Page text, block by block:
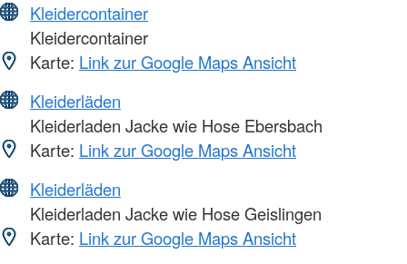
Kleidercontainer
Kleidercontainer
Karte: Link zur Google Maps Ansicht
Kleiderläden
Kleiderladen Jacke wie Hose Ebersbach
Karte: Link zur Google Maps Ansicht
Kleiderläden
Kleiderladen Jacke wie Hose Geislingen
Karte: Link zur Google Maps Ansicht